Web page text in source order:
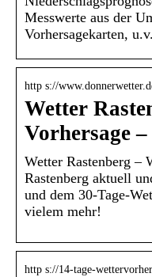
Messwerte aus der
Vorhersagekarten,
http s://
Wetter
Vorhersage
Wetter Rastenberg –
Rastenberg aktuell
und dem 30-Tage-
vielem mehr!
http s://14-tage-